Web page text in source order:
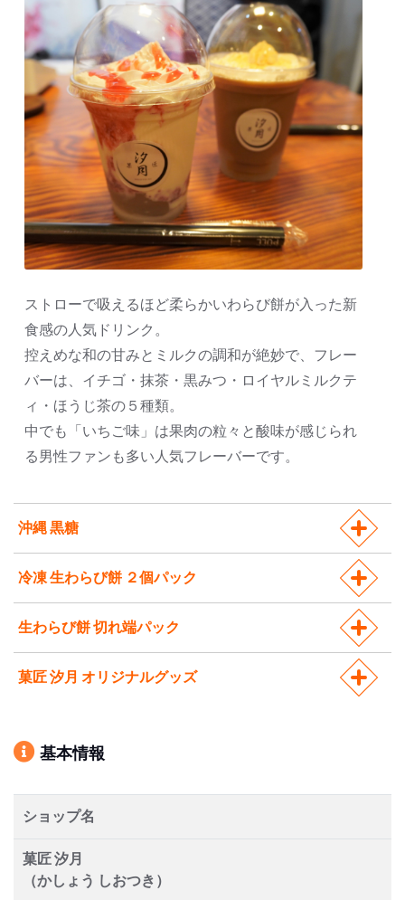
ストローで吸えるほど柔らかいわらび餅が入った新
食感の人気ドリンク。
控えめな和の甘みとミルクの調和が絶妙で、フレー
バーは、イチゴ・抹茶・黒みつ・ロイヤルミルクテ
ィ・ほうじ茶の５種類。
中でも「いちご味」は果肉の粒々と酸味が感じられ
る男性ファンも多い人気フレーバーです。
沖縄 黒糖
冷凍 生わらび餅 ２個パック
生わらび餅 切れ端パック
菓匠 汐月 オリジナルグッズ
基本情報
ショップ名
菓匠 汐月
（かしょう しおつき）